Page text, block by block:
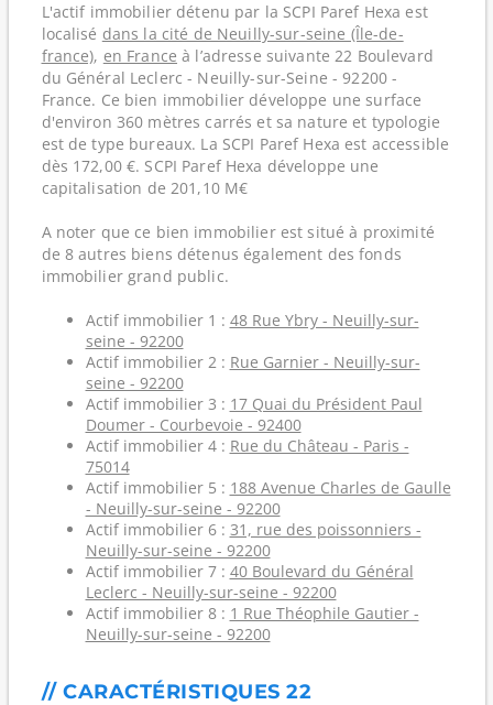
L'actif immobilier détenu par la SCPI Paref Hexa est
localisé dans la cité de Neuilly-sur-seine (Île-de-
france), en France à l’adresse suivante 22 Boulevard
du Général Leclerc - Neuilly-sur-Seine - 92200 -
France. Ce bien immobilier développe une surface
d'environ 360 mètres carrés et sa nature et typologie
est de type bureaux. La SCPI Paref Hexa est accessible
dès 172,00 €. SCPI Paref Hexa développe une
capitalisation de 201,10 M€
A noter que ce bien immobilier est situé à proximité
de 8 autres biens détenus également des fonds
immobilier grand public.
Actif immobilier 1 : 48 Rue Ybry - Neuilly-sur-
seine - 92200
Actif immobilier 2 : Rue Garnier - Neuilly-sur-
seine - 92200
Actif immobilier 3 : 17 Quai du Président Paul
Doumer - Courbevoie - 92400
Actif immobilier 4 : Rue du Château - Paris -
75014
Actif immobilier 5 : 188 Avenue Charles de Gaulle
- Neuilly-sur-seine - 92200
Actif immobilier 6 : 31, rue des poissonniers -
Neuilly-sur-seine - 92200
Actif immobilier 7 : 40 Boulevard du Général
Leclerc - Neuilly-sur-seine - 92200
Actif immobilier 8 : 1 Rue Théophile Gautier -
Neuilly-sur-seine - 92200
// CARACTÉRISTIQUES 22